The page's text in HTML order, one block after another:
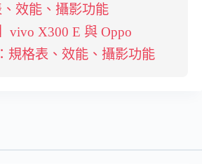
效能、攝影功能
vivo X300 E 與 Oppo
規格表、效能、攝影功能